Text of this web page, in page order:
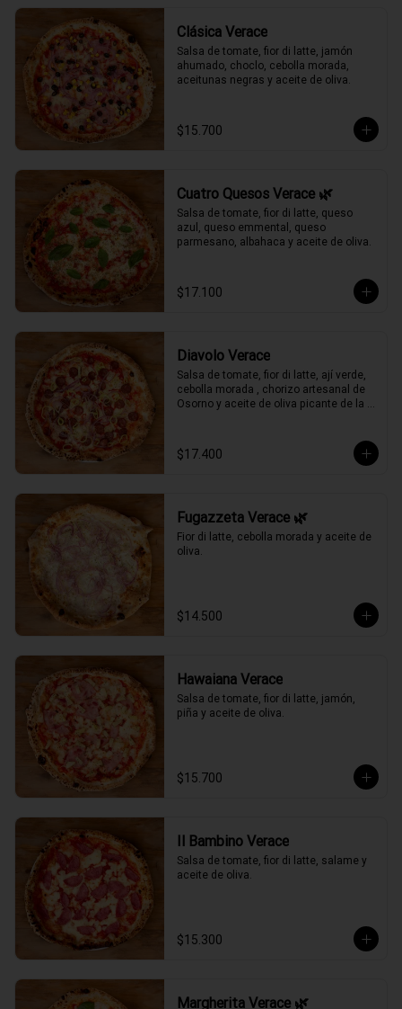
Clásica Verace
Salsa de tomate, fior di latte, jamón
ahumado, choclo, cebolla morada,
aceitunas negras y aceite de oliva.
$15.700
Cuatro Quesos Verace 🌿
Salsa de tomate, fior di latte, queso
azul, queso emmental, queso
parmesano, albahaca y aceite de oliva.
$17.100
Diavolo Verace
Salsa de tomate, fior di latte, ají verde,
cebolla morada , chorizo artesanal de
Osorno y aceite de oliva picante de la
$17.400
Fugazzeta Verace 🌿
Fior di latte, cebolla morada y aceite de
oliva.
$14.500
Hawaiana Verace
Salsa de tomate, fior di latte, jamón,
piña y aceite de oliva.
$15.700
Il Bambino Verace
Salsa de tomate, fior di latte, salame y
aceite de oliva.
$15.300
Margherita Verace 🌿